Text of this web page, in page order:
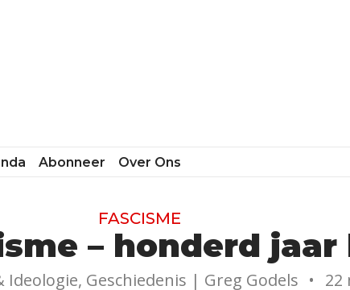
Abonneer Over Ons
FASCISME
– honderd jaar
Geschiedenis | Greg Godels • 22